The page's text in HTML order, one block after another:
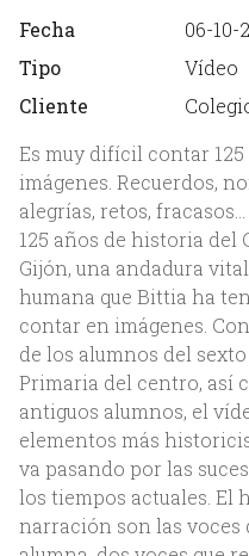
Fecha
06-10-
Tipo
Vídeo
Cliente
Es muy difícil contar
imágenes. Recuerdos,
alegrías, retos,
125 años de historia del
Gijón, una andadura
humana que Bittia ha
contar en imágenes.
de los alumnos del
Primaria del centro, así
antiguos alumnos, el
elementos más
va pasando por las
los tiempos actuales. El
narración son las voces